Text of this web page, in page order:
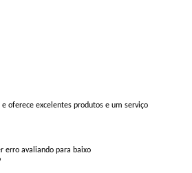
oferece excelentes produtos e um serviço
erro avaliando para baixo